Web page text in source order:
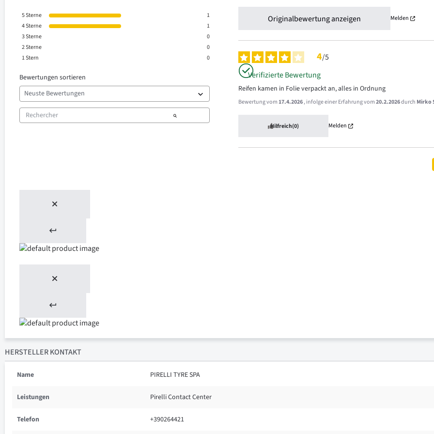
5Sterne
1
4Sterne
1
3Sterne
0
2Sterne
0
1Stern 0
Bewertungen sortieren
Originalbewertung anzeigen Melden
4/5
Verifizierte Bewertung
Reifen kamen in Folie verpackt an, alles in Ordnung
Bewertung vom17.4.2026, infolge einer Erfahrung vom20.2.2026durch Mirko
Hilfreich(0) Melden
HERSTELLER KONTAKT
Name PIRELLI TYRE SPA
Leistungen Pirelli Contact Center
Telefon +390264421